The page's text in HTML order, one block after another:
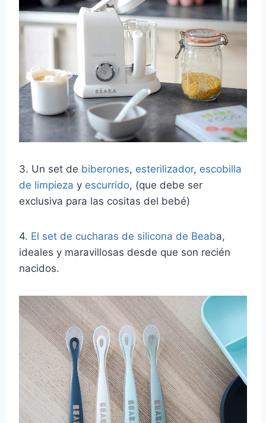
3. Un set de biberones, esterilizador, escobilla
de limpieza y escurrido, (que debe ser
exclusiva para las cositas del bebé)
4. El set de cucharas de silicona de Beaba,
ideales y maravillosas desde que son recién
nacidos.